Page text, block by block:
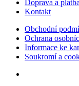
Doprava a
Kontakt
Obchodní
Ochrana
Informace ke
Soukromí a